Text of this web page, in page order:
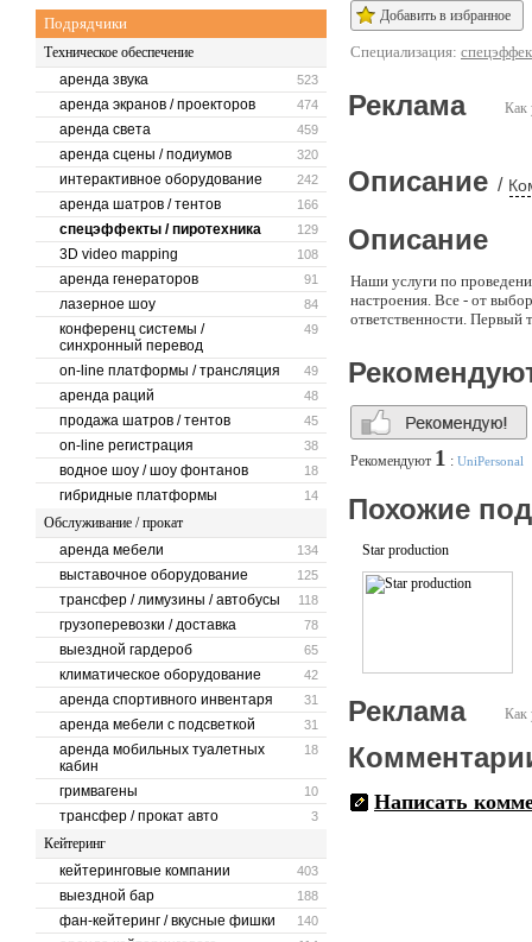
Подрядчики
Техническое обеспечение
523
аренда звука
474
аренда экранов / проекторов
459
аренда света
320
аренда сцены / подиумов
242
интерактивное оборудование
166
аренда шатров / тентов
129
спецэффекты / пиротехника
108
3D video mapping
91
аренда генераторов
84
лазерное шоу
49
конференц системы /
синхронный перевод
49
on-line платформы / трансляция
48
аренда раций
45
продажа шатров / тентов
38
on-line регистрация
18
водное шоу / шоу фонтанов
14
гибридные платформы
Обслуживание / прокат
134
аренда мебели
125
выставочное оборудование
118
трансфер / лимузины / автобусы
78
грузоперевозки / доставка
65
выездной гардероб
42
климатическое оборудование
31
аренда спортивного инвентаря
31
аренда мебели с подсветкой
18
аренда мобильных туалетных
кабин
10
гримвагены
3
трансфер / прокат авто
Кейтеринг
403
кейтеринговые компании
188
выездной бар
140
фан-кейтеринг / вкусные фишки
Добавить в избранное
Специализация:
Как
Реклама
Описание /
Описание
Наши услуги по
настроения. Все - от
ответственности. Первый
Рекомендуют 1 : UniPersonal
Похожие
Star production
Как
Реклама
Написать